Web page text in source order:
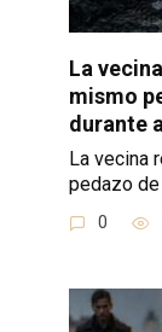
La
mismo
durante
La vecina
pedazo de
0